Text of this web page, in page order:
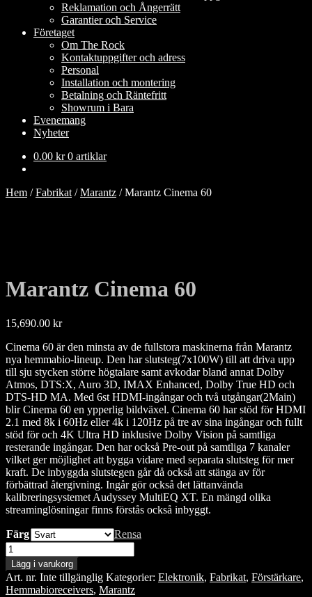
Reklamation och Ångerrätt
Garantier och Service
Företaget
Om The Rock
Kontaktuppgifter och adress
Personal
Installation och montering
Betalning och Räntefritt
Showrum i Bara
Evenemang
Nyheter
0.00 kr 0 artiklar
Hem /Fabrikat /Marantz /Marantz Cinema 60
Marantz Cinema 60
15,690.00 kr
Cinema 60 är den minsta av de fullstora maskinerna från Marantz
nya hemmabio-lineup. Den har slutsteg(7x100W) till att driva upp
till sju stycken större högtalare samt avkodar bland annat Dolby
Atmos, DTS:X, Auro 3D, IMAX Enhanced, Dolby True HD och
DTS-HD MA. Med 6st HDMI-ingångar och två utgångar(2Main)
blir Cinema 60 en ypperlig bildväxel. Cinema 60 har stöd för HDMI
2.1 med 8k i 60Hz eller 4k i 120Hz på tre av sina ingångar och fullt
stöd för och 4K Ultra HD inklusive Dolby Vision på samtliga
resterande ingångar. Den har också Pre-out på samtliga 7 kanaler
vilket ger möjlighet att bygga vidare med separata slutsteg för mer
kraft. De inbyggda slutstegen går då också att stänga av för
förbättrad återgivning. Ingår gör också det lättanvända
kalibreringsystemet Audyssey MultiEQ XT. En mängd olika
streaminglösningar finns förstås också inbyggt.
Färg
Rensa
Marantz
Cinema
60
mängd
Lägg i varukorg
Art. nr. Inte tillgänglig Kategorier: Elektronik, Fabrikat, Förstärkare,
Hemmabioreceivers, Marantz